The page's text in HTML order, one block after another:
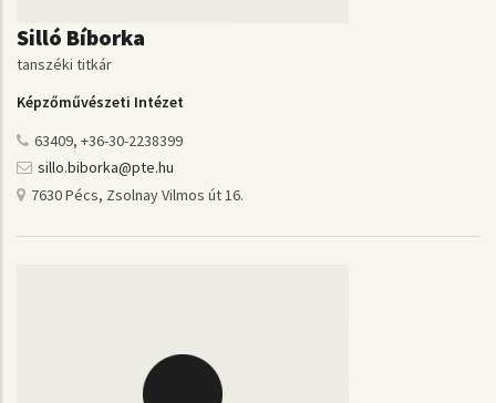
Silló Bíborka
tanszéki titkár
Képzőművészeti Intézet
63409, +36-30-2238399
sillo.biborka@pte.hu
7630 Pécs, Zsolnay Vilmos út 16.